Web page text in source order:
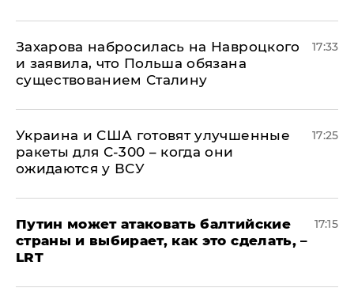
​Захарова набросилась на Навроцкого
и заявила, что Польша обязана
существованием Сталину
17:33
Украина и США готовят улучшенные
ракеты для С-300 – когда они
ожидаются у ВСУ
17:25
Путин может атаковать балтийские
страны и выбирает, как это сделать, –
LRT
17:15